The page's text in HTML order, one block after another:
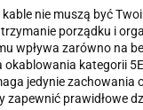
nie muszą być
porządku i
wpływa zarówno na
kategorii
jedynie zachowania
prawidłowe